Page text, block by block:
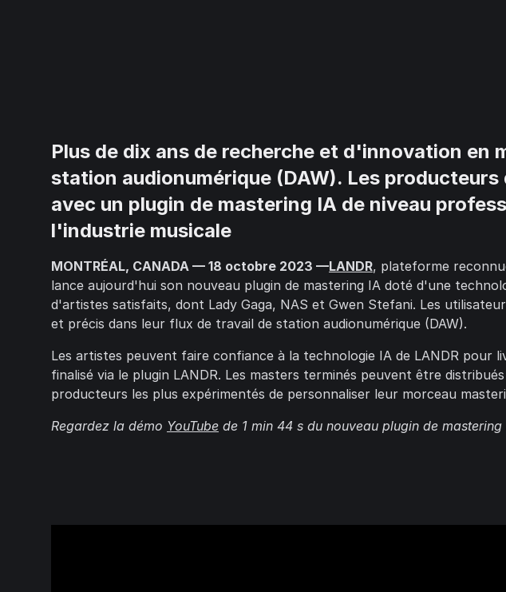
Plus de dix ans de recherche et d'innovation
station audionumérique (DAW). Les
avec un plugin de mastering IA de niveau
l'industrie musicale
MONTRÉAL, CANADA — 18 octobre 2023 —LANDR, plateforme
lance aujourd'hui son nouveau plugin de mastering IA doté d'une
d'artistes satisfaits, dont Lady Gaga, NAS et Gwen Stefani. Les
et précis dans leur flux de travail de station audionumérique (DAW).
Les artistes peuvent faire confiance à la technologie IA de LANDR pour
finalisé via le plugin LANDR. Les masters terminés peuvent être
producteurs les plus expérimentés de personnaliser leur morceau
Regardez la démo YouTube de 1 min 44 s du nouveau plugin de mastering